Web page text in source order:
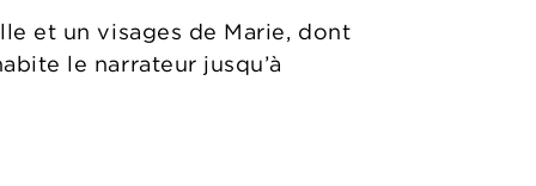
et un visages de Marie, dont
le narrateur jusqu’à